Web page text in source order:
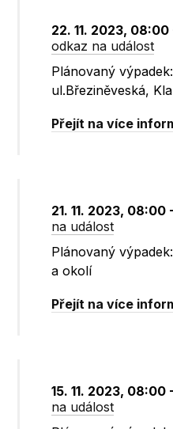
22. 11. 2023,
odkaz na událost
Plánovaný
ul.Březiněveská,
Přejít na více
21. 11. 2023, 08:00
na událost
Plánovaný
a okolí
Přejít na více
15. 11. 2023, 08:00
na událost